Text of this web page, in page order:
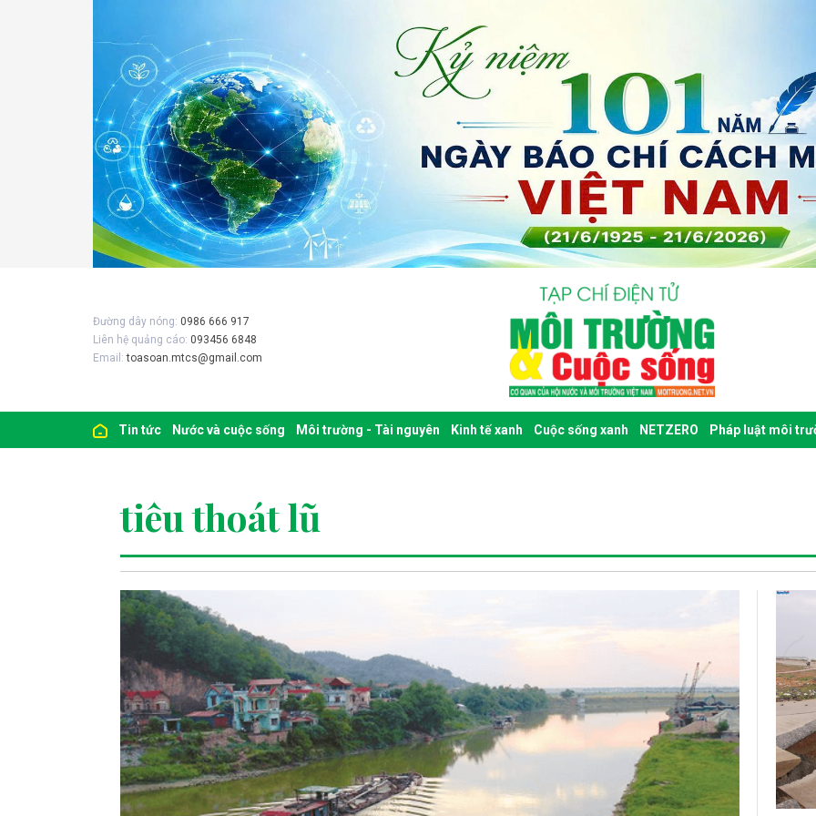
Đường dây nóng: 0986 666 917
Liên hệ quảng cáo: 093456 6848
Email:toasoan.mtcs@gmail.com
Tin tức Nước và cuộc sống Môi trường - Tài nguyên Kinh tế xanh Cuộc sống xanh NETZERO Pháp luật môi
tiêu thoát lũ